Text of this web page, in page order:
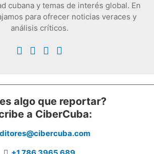
cubana y temas de interés global. En
para ofrecer noticias veraces y
análisis críticos.
algo que reportar?
a CiberCuba: